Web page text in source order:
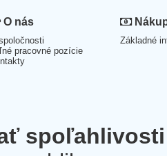
O nás
pracovné pozície
Základné
spoľahlivosti